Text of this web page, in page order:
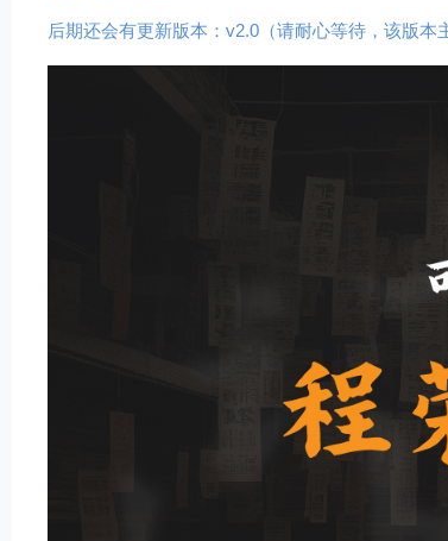
后期还会有更新版本：v2.0（请耐心等待，该版本